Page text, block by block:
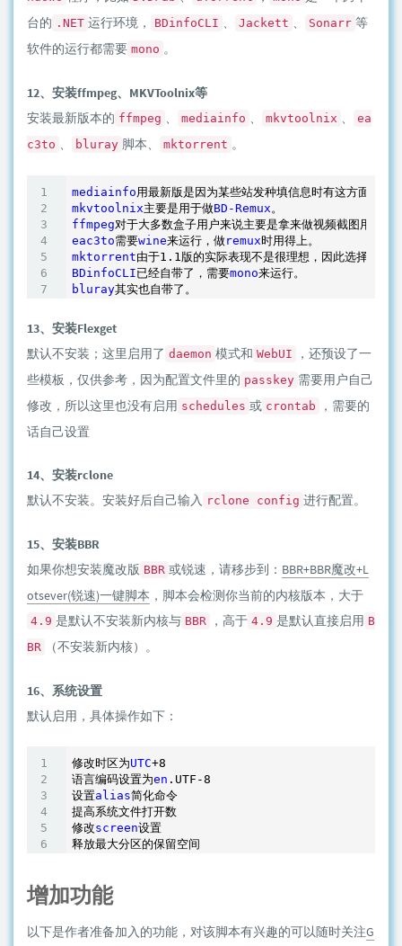
台的 .NET 运行环境， BDinfoCLI 、 Jackett 、 Sonarr 等
软件的运行都需要 mono 。
12、安装ffmpeg、MKVToolnix等
安装最新版本的 ffmpeg 、 mediainfo 、 mkvtoolnix 、
ea
c3to 、 bluray 脚本、 mktorrent 。
mediainfo用最新版是因为某些站发种填信息时有这方面的要
mkvtoolnix主要是用于做BD-Remux
ffmpeg对于大多数盒子用户来说主要是拿来做视频截图用，采
eac3to需要wine来运行，做remux
mktorrent由于1 .1 版的实际表现不是很理想，因此选择从系
BDinfoCLI已经自带了，需要mono
bluray
13、安装Flexget
默认不安装；这里启用了 daemon 模式和 WebUI
，还预设了一
些模板，仅供参考，因为配置文件里的 passkey 需要用户自己
修改，所以这里也没有启用 schedules 或 crontab
，需要的
话自己设置
14、安装rclone
默认不安装。安装好后自己输入 rclone config 进行配置。
15、安装BBR
如果你想安装魔改版 BBR 或锐速，请移步到： BBR+BBR魔改+L
otsever(锐速)一键脚本 ，脚本会检测你当前的内核版本，大于
4.9 是默认不安装新内核与 BBR ，高于 4.9 是默认直接启用 B
BR
（不安装新内核）。
16、系统设置
默认启用，具体操作如下：
修改时区为UTC+8
语言编码设置为en .UTF-8
设置alias简化命令
提高系统文件打开数
修改screen设置
增加功能
以下是作者准备加入的功能，对该脚本有兴趣的可以随时关注G